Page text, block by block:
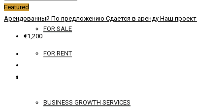
YACHTS
FOR SALE
FOR RENT
BUSINESS GROWTH SERVICES
Featured
Арендованный По предложению Сдается в аренду Наш проект
€1,200